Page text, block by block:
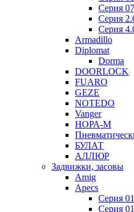
Серия 07
Серия
Серия
Armadillo
Diplomat
Dorma
DOORLOCK
FUARO
GEZE
NOTEDO
Vanger
НОРА-М
БУЛАТ
АЛЛЮР
Задвижки, засовы
Amig
Apecs
Серия 01
Серия